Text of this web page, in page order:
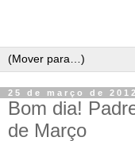
25 de março de 2012
Bom dia!
de Março